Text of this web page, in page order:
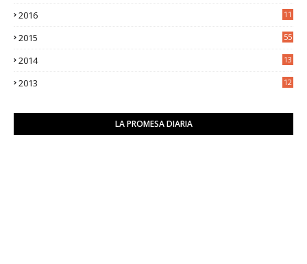
2016
11
2015 55
2014
13
2013
12
LA PROMESA DIARIA